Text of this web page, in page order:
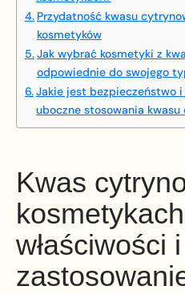
Przydatność kwasu
kosmetyków
Jak wybrać kosmetyki z
odpowiednie do swojego
Jakie jest bezpieczeństwo
uboczne stosowania
Kwas
właściwości i